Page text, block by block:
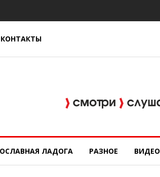
по футболу среди ветеранов
КОНТАКТЫ
ЛАДОГА РАЗНОЕ ВИДЕО